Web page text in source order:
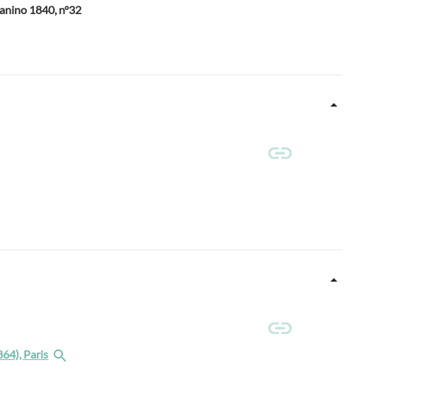
1840, n°32
Paris